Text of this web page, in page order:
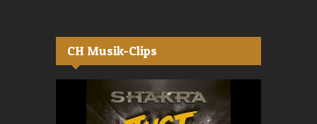
CH Musik-Clips